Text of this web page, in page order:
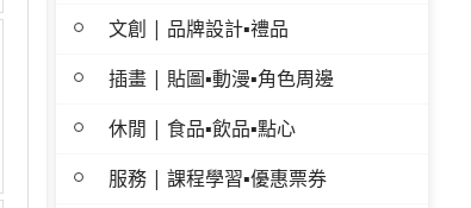
文創 | 品牌設計▪禮品
插畫 | 貼圖▪動漫▪角色周邊
休閒 | 食品▪飲品▪點心
服務 | 課程學習▪優惠票券